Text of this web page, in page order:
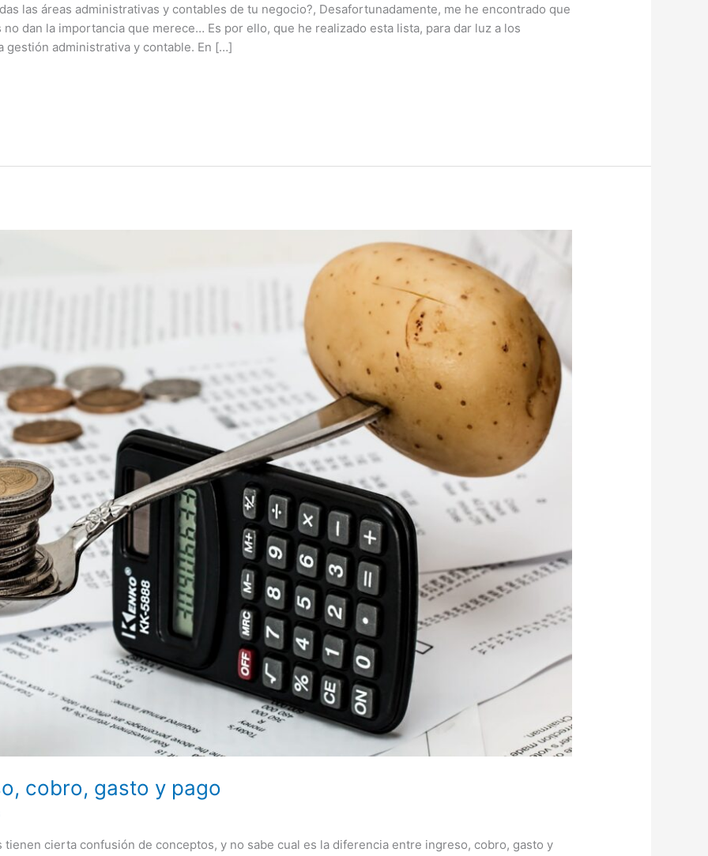
las áreas administrativas y contables de tu negocio?, Desafortunadamente, me he encontrado que
dan la importancia que merece… Es por ello, que he realizado esta lista, para dar luz a los
gestión administrativa y contable. En […]
cobro, gasto y pago
cierta confusión de conceptos, y no sabe cual es la diferencia entre ingreso, cobro, gasto y